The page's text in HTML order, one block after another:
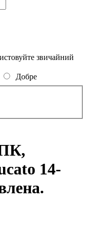
звичайний
Добре
14-